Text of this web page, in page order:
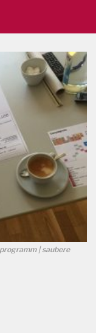
| saubere